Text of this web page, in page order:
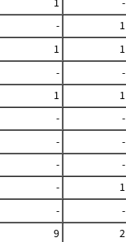
- 1
1 1
- -
1 1
- -
- -
- -
- 1
- -
9 2